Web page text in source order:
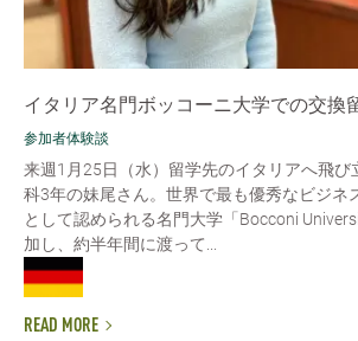
イタリア名門ボッコーニ大学での交換
参加者体験談
来週1月25日（水）留学先のイタリアへ飛び
科3年の妹尾さん。世界で最も優秀なビジネ
として認められる名門大学「Bocconi
加し、約半年間に渡って...
READ MORE